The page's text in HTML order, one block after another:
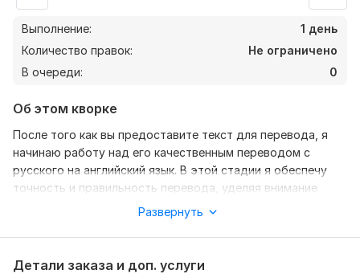
Выполнение:
1 день
Количество правок:
Не ограничено
В очереди:
0
Об этом кворке
После того как вы предоставите текст для перевода, я
начинаю работу над его качественным переводом с
русского на английский язык. В этой стадии я обеспечу
точность и правильность перевода, уделяя внимание
нюансам и контексту. Каждый текст переводится с
учетом грамматических и лексических особенностей,
чтобы сохранить смысл и стиль оригинала.
Нужно для заказа:
Развернуть
Детали заказа и доп. услуги